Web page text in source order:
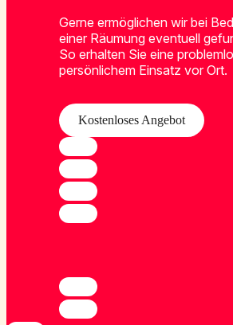
Gerne ermöglichen wir bei
einer Räumung eventuell
So erhalten Sie eine
persönlichem Einsatz vor Ort.
Kostenloses Angebot